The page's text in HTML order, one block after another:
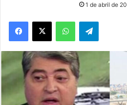
1 de abril de
WhatsAppTelegram